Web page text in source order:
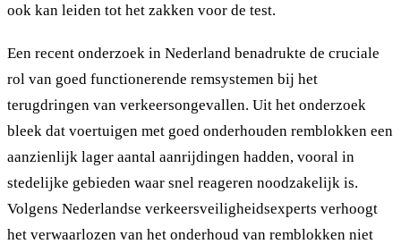
ook kan leiden tot het zakken voor de test.
Een recent onderzoek in Nederland benadrukte de cruciale
rol van goed functionerende remsystemen bij het
terugdringen van verkeersongevallen. Uit het onderzoek
bleek dat voertuigen met goed onderhouden remblokken een
aanzienlijk lager aantal aanrijdingen hadden, vooral in
stedelijke gebieden waar snel reageren noodzakelijk is.
Volgens Nederlandse verkeersveiligheidsexperts verhoogt
het verwaarlozen van het onderhoud van remblokken niet